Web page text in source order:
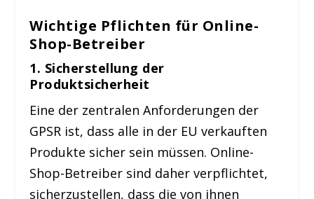
Wichtige Pflichten für Online-
Shop-Betreiber
1. Sicherstellung der
Produktsicherheit
Eine der zentralen Anforderungen der
GPSR ist, dass alle in der EU verkauften
Produkte sicher sein müssen. Online-
Shop-Betreiber sind daher verpflichtet,
sicherzustellen, dass die von ihnen